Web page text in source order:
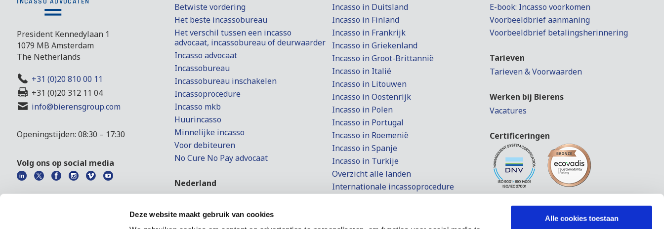
Deze website maakt gebruik van cookies
Alle cookies toestaan
President Kennedylaan 1
1079 MB Amsterdam
The Netherlands
+31 (0)20 810 00 11
+31 (0)20 312 11 04
info@bierensgroup.com
Openingstijden: 08:30 – 17:30
Volg ons op social media
Betwiste vordering
Het beste incassobureau
Het verschil tussen een incasso
advocaat, incassobureau of deurwaarder
Incasso advocaat
Incassobureau
Incassobureau inschakelen
Incassoprocedure
Incasso mkb
Huurincasso
Minnelijke incasso
Voor debiteuren
No Cure No Pay advocaat
Nederland
Incasso in Nederland
Faillissementsaanvraag
Incasso in Duitsland
Incasso in Finland
Incasso in Frankrijk
Incasso in Griekenland
Incasso in Groot-Brittannië
Incasso in Italië
Incasso in Litouwen
Incasso in Oostenrijk
Incasso in Polen
Incasso in Portugal
Incasso in Roemenië
Incasso in Spanje
Incasso in Turkije
Overzicht alle landen
Internationale incassoprocedure
E-book: Incasso voorkomen
Voorbeeldbrief aanmaning
Voorbeeldbrief betalingsherinnering
Tarieven
Tarieven & Voorwaarden
Werken bij Bierens
Vacatures
Certificeringen